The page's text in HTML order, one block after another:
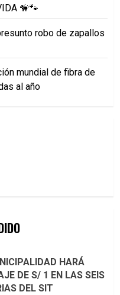
🦮🐾
robo de zapallos
mundial de fibra de
al año
HARÁ
DE S/ 1 EN LAS SEIS
DEL SIT